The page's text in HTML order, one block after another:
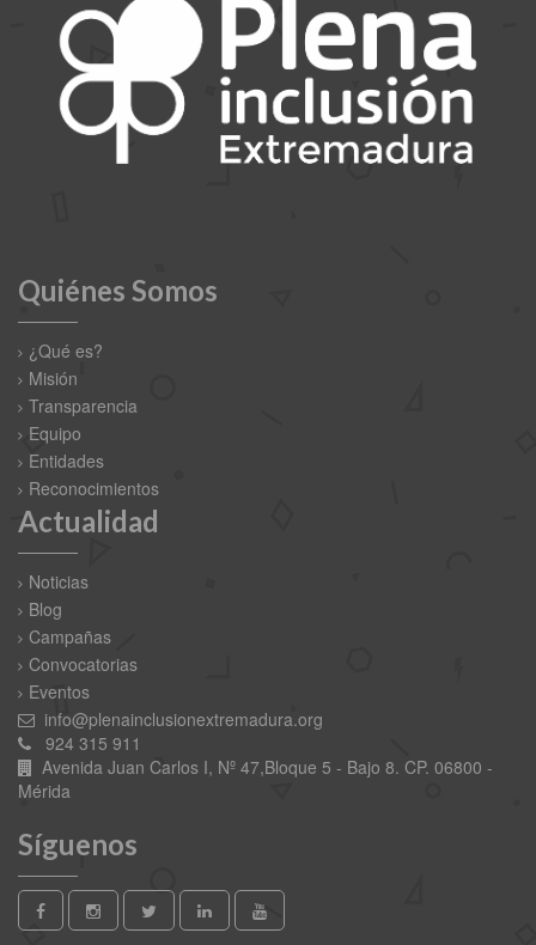
Quiénes Somos
¿Qué es?
Misión
Transparencia
Equipo
Entidades
Reconocimientos
Actualidad
Noticias
Blog
Campañas
Convocatorias
Eventos
info@plenainclusionextremadura.org
924 315 911
Avenida Juan Carlos I, Nº 47,Bloque 5 - Bajo 8. CP. 06800 -
Mérida
Síguenos